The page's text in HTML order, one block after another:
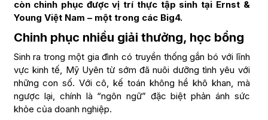
còn chinh phục được vị trí thực tập sinh tại Ernst &
Young Việt Nam – một trong các Big4.
Chinh phục nhiều giải thưởng, học bổng
Sinh ra trong một gia đình có truyền thống gắn bó với lĩnh
vực kinh tế, Mỹ Uyên từ sớm đã nuôi dưỡng tình yêu với
những con số. Với cô, kế toán không hề khô khan, mà
ngược lại, chính là “ngôn ngữ” đặc biệt phản ánh sức
khỏe của doanh nghiệp.